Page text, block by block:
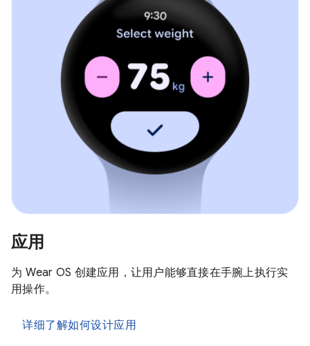
应用
为 Wear OS 创建应用，让用户能够直接在手腕上执行实
用操作。
详细了解如何设计应用